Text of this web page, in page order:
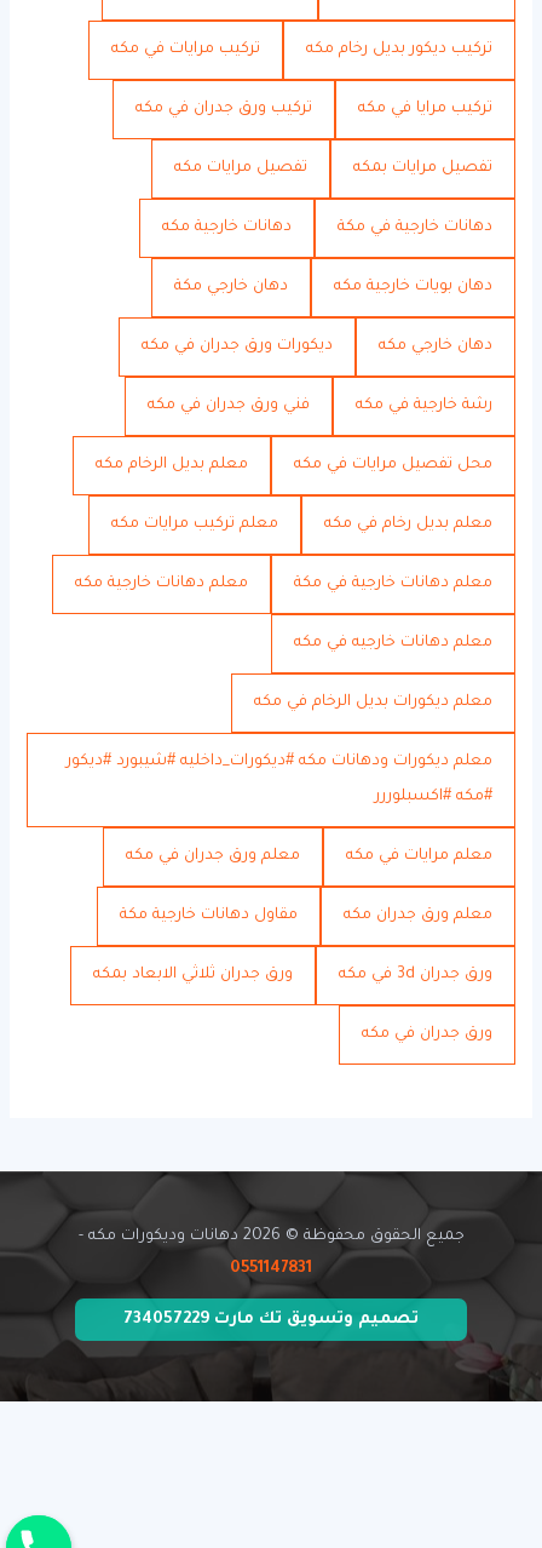
تركيب ديكور بديل رخام مكه تركيب مرايات في مكه
تركيب مرايا في مكه تركيب ورق جدران في مكه
تفصيل مرايات بمكه تفصيل مرايات مكه
دهانات خارجية في مكة دهانات خارجية مكه
دهان بويات خارجية مكه دهان خارجي مكة
دهان خارجي مكه ديكورات ورق جدران في مكه
رشة خارجية في مكه فني ورق جدران في مكه
محل تفصيل مرايات في مكه معلم بديل الرخام مكه
معلم بديل رخام في مكه معلم تركيب مرايات مكه
معلم دهانات خارجية في مكة معلم دهانات خارجية مكه
معلم دهانات خارجيه في مكه
معلم ديكورات بديل الرخام في مكه
معلم ديكورات ودهانات مكه #ديكورات_داخليه #شيبورد #ديكور
#مكه #اكسبلوررر
معلم مرايات في مكه معلم ورق جدران في مكه
معلم ورق جدران مكه مقاول دهانات خارجية مكة
ورق جدران 3d في مكه ورق جدران ثلاثي الابعاد بمكه
ورق جدران في مكه
جميع الحقوق محفوظة © 2026 دهانات وديكورات مكه -
0551147831
تصميم وتسويق تك مارت 734057229